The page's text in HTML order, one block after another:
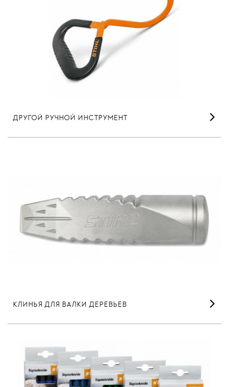
ДРУГОЙ РУЧНОЙ ИНСТРУМЕНТ
КЛИНЬЯ ДЛЯ ВАЛКИ ДЕРЕВЬЕВ